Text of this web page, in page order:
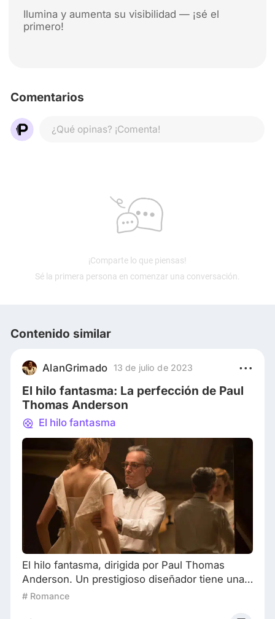
Ilumina y aumenta su visibilidad — ¡sé el
primero!
Comentarios
¿Qué opinas? ¡Comenta!
¡Comparte lo que piensas!
Sé la primera persona en comenzar una conversación.
Contenido similar
AlanGrimado 13 de julio de 2023
El hilo fantasma: La perfección de Paul
Thomas Anderson
El hilo fantasma
El hilo fantasma, dirigida por Paul Thomas
Anderson. Un prestigioso diseñador tiene una
casa de moda muy prestigiosa en el Reino
# Romance